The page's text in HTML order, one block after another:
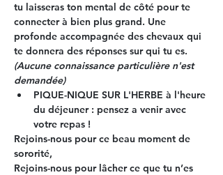
tu laisseras ton mental de côté pour te
connecter à bien plus grand. Une
profonde accompagnée des chevaux qui
te donnera des réponses sur qui tu es.
(Aucune connaissance particulière n'est
demandée)
PIQUE-NIQUE SUR L'HERBE à l'heure
du déjeuner : pensez a venir avec
votre repas !
Rejoins-nous pour ce beau moment de
sororité,
Rejoins-nous pour lâcher ce que tu n’es